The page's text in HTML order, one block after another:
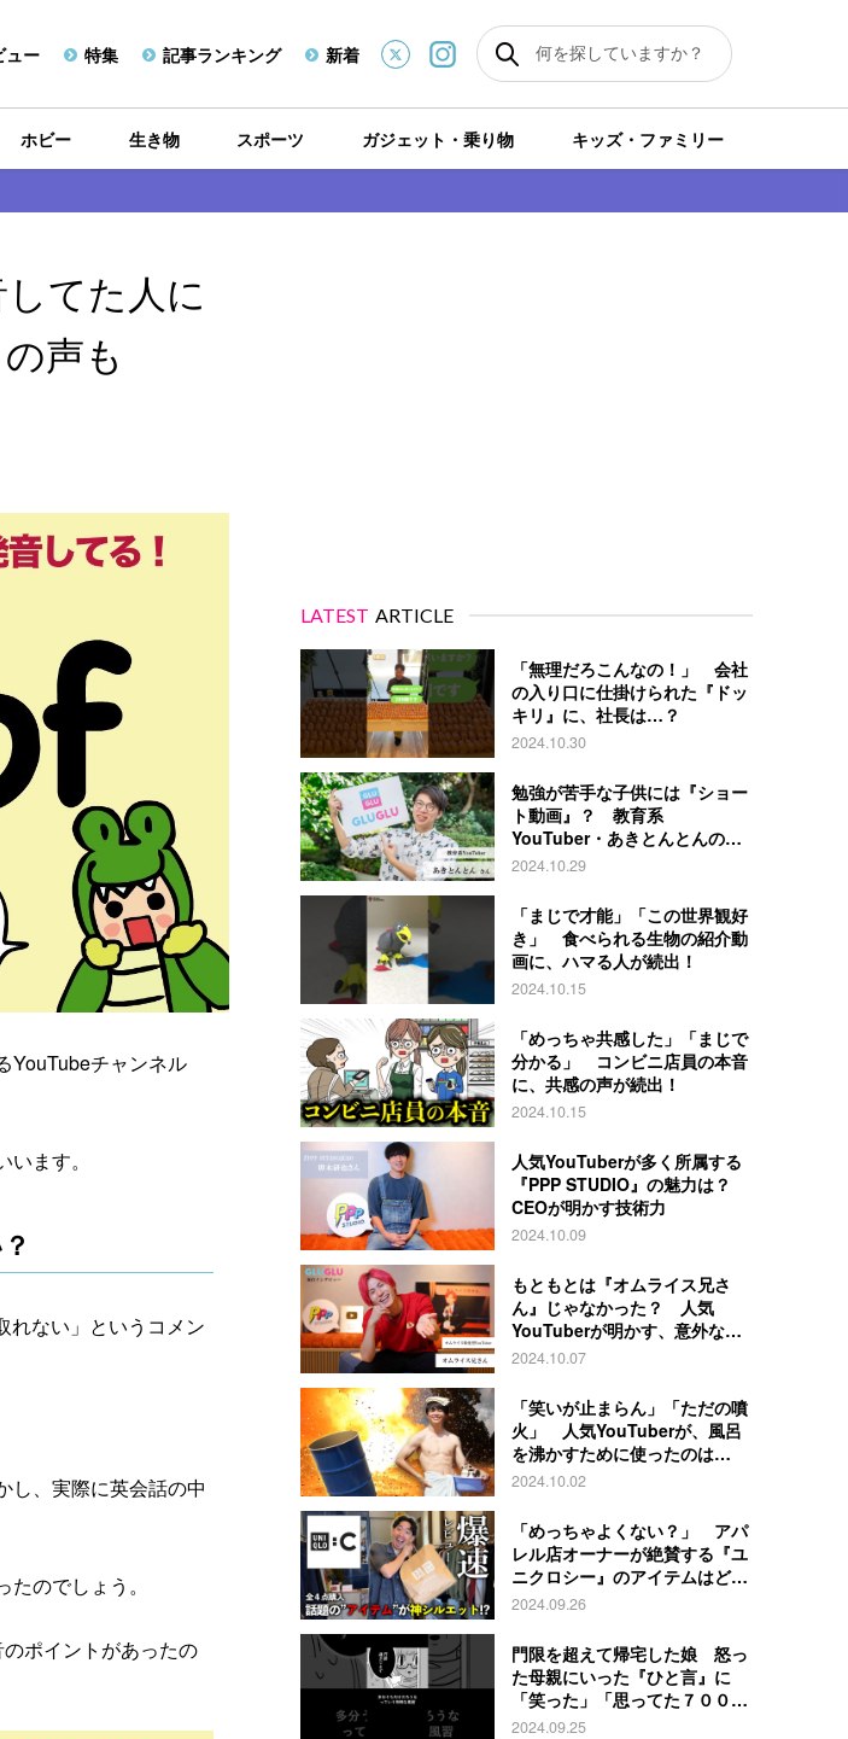
ュー 特集 記事ランキング 新着
ホビー 生き物 スポーツ ガジェット・乗り物 キッズ・ファミリー
てた人に
声も
YouTubeチャンネル
ます。
れない」というコメン
し、実際に英会話の中
のでしょう。
ポイントがあったの
LATEST ARTICLE
「無理だろこんなの！」 会社
の入り口に仕掛けられた『ドッ
キリ』に、社長は…？
2024.10.30
勉強が苦手な子供には『ショー
ト動画』？ 教育系
YouTuber・あきとんとんの戦
略とは
2024.10.29
「まじで才能」「この世界観好
き」 食べられる生物の紹介動
画に、ハマる人が続出！
2024.10.15
「めっちゃ共感した」「まじで
分かる」 コンビニ店員の本音
に、共感の声が続出！
2024.10.15
人気YouTuberが多く所属する
『PPP STUDIO』の魅力は？
CEOが明かす技術力
2024.10.09
もともとは『オムライス兄さ
ん』じゃなかった？ 人気
YouTuberが明かす、意外な過
去とは
2024.10.07
「笑いが止まらん」「ただの噴
火」 人気YouTuberが、風呂
を沸かすために使ったのは…
2024.10.02
「めっちゃよくない？」 アパ
レル店オーナーが絶賛する『ユ
ニクロシー』のアイテムはど
れ？
2024.09.26
門限を超えて帰宅した娘 怒っ
た母親にいった『ひと言』に
「笑った」「思ってた７００倍
特殊」
2024.09.25